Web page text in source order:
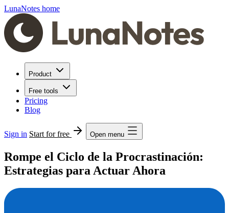
LunaNotes home
Product
Free tools
Pricing
Blog
Sign in Start for free Open menu
Rompe el Ciclo de la Procrastinación:
Estrategias para Actuar Ahora